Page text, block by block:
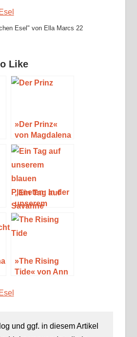
Esel" von Ella Marcs 22
Like
»Der Prinz«
von Magdalena
Parys
„Ein Tag auf
unserem
blauen
Planeten: In der
Savanne“ von
»The Rising
Tide« von Ann
und ggf. in diesem Artikel